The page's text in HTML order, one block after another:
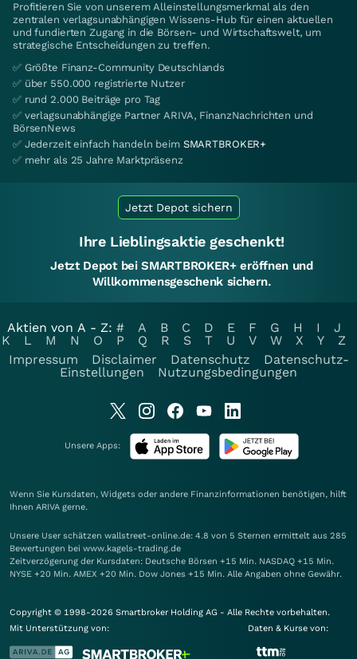
Profitieren Sie von unserem Alleinstellungsmerkmal als den
zentralen verlagsunabhängigen Wissens-Hub für einen aktuellen
und fundierten Zugang in die Börsen- und Wirtschaftswelt, um
strategische Entscheidungen zu treffen.
✅ Größte Finanz-Community Deutschlands
✅ über 550.000 registrierte Nutzer
✅ rund 2.000 Beiträge pro Tag
✅ verlagsunabhängige Partner ARIVA, FinanzNachrichten und
BörsenNews
✅ Jederzeit einfach handeln beim SMARTBROKER+
✅ mehr als 25 Jahre Marktpräsenz
Jetzt Depot sichern
Ihre Lieblingsaktie geschenkt!
Jetzt Depot bei SMARTBROKER+ eröffnen und
Willkommensgeschenk sichern.
Aktien von A - Z: # A B C D E F G H I
J
K
L M N O P Q R S T U V W X Y
Z
Impressum
Disclaimer Datenschutz
Datenschutz-
Einstellungen
Nutzungsbedingungen
Unsere Apps:
Wenn Sie Kursdaten, Widgets oder andere Finanzinformationen benötigen, hilft
Ihnen ARIVA gerne.
Unsere User schätzen wallstreet-online.de: 4.8 von 5 Sternen ermittelt aus 285
Bewertungen bei www.kagels-trading.de
Zeitverzögerung der Kursdaten: Deutsche Börsen +15 Min. NASDAQ +15 Min.
NYSE +20 Min. AMEX +20 Min. Dow Jones +15 Min. Alle Angaben ohne Gewähr.
Copyright © 1998-2026 Smartbroker Holding AG - Alle Rechte vorbehalten.
Mit Unterstützung von:
Daten & Kurse von: